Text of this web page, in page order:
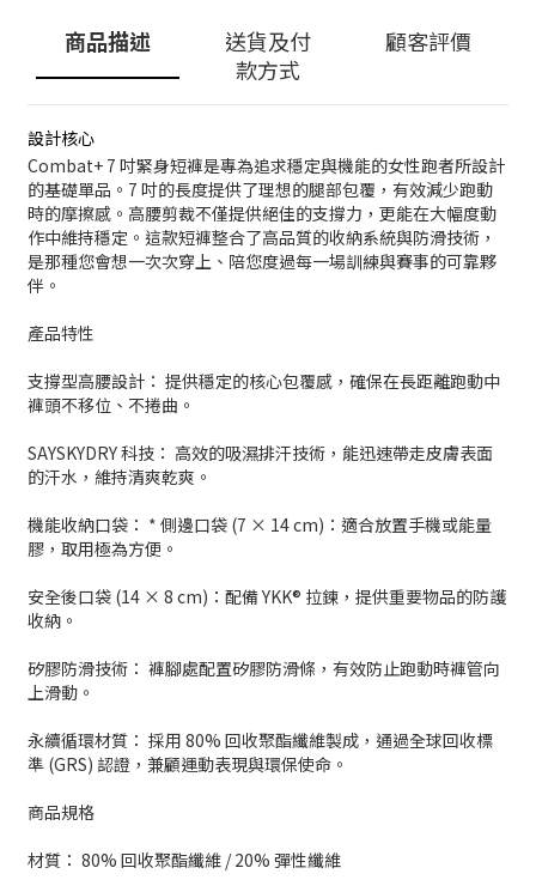
商品描述
送貨及付
款方式
顧客評價
設計核心
Combat+ 7 吋緊身短褲是專為追求穩定與機能的女性跑者所設計
的基礎單品。7 吋的長度提供了理想的腿部包覆，有效減少跑動
時的摩擦感。高腰剪裁不僅提供絕佳的支撐力，更能在大幅度動
作中維持穩定。這款短褲整合了高品質的收納系統與防滑技術，
是那種您會想一次次穿上、陪您度過每一場訓練與賽事的可靠夥
伴。
產品特性
支撐型高腰設計： 提供穩定的核心包覆感，確保在長距離跑動中
褲頭不移位、不捲曲。
SAYSKYDRY 科技： 高效的吸濕排汗技術，能迅速帶走皮膚表面
的汗水，維持清爽乾爽。
機能收納口袋： * 側邊口袋 (7 × 14 cm)：適合放置手機或能量
膠，取用極為方便。
安全後口袋 (14 × 8 cm)：配備 YKK® 拉鍊，提供重要物品的防護
收納。
矽膠防滑技術： 褲腳處配置矽膠防滑條，有效防止跑動時褲管向
上滑動。
永續循環材質： 採用 80% 回收聚酯纖維製成，通過全球回收標
準 (GRS) 認證，兼顧運動表現與環保使命。
商品規格
材質： 80% 回收聚酯纖維 / 20% 彈性纖維